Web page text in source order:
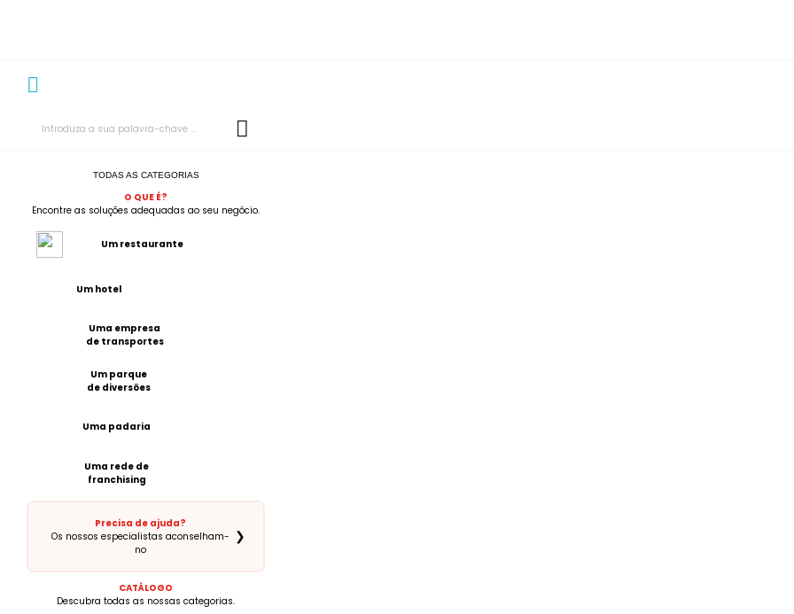
TODAS AS CATEGORIAS
O QUE É?
Encontre as soluções adequadas ao seu negócio.
Um restaurante
Um hotel
Uma empresa
de transportes
Um parque
de diversões
Uma padaria
Uma rede de
franchising
Precisa de ajuda?
Os nossos especialistas aconselham-
no
❯
CATÁLOGO
Descubra todas as nossas categorias.